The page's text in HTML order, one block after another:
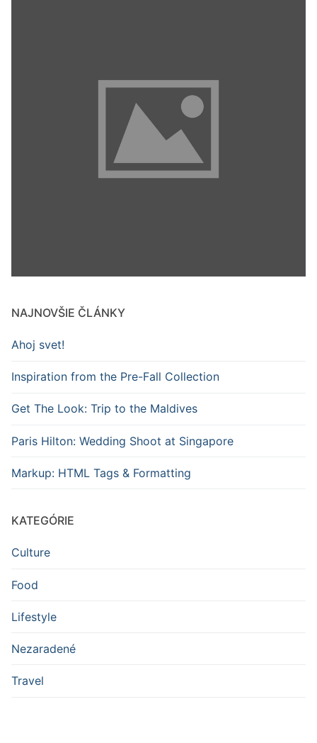
NAJNOVŠIE ČLÁNKY
Ahoj svet!
Inspiration from the Pre-Fall Collection
Get The Look: Trip to the Maldives
Paris Hilton: Wedding Shoot at Singapore
Markup: HTML Tags & Formatting
KATEGÓRIE
Culture
Food
Lifestyle
Nezaradené
Travel